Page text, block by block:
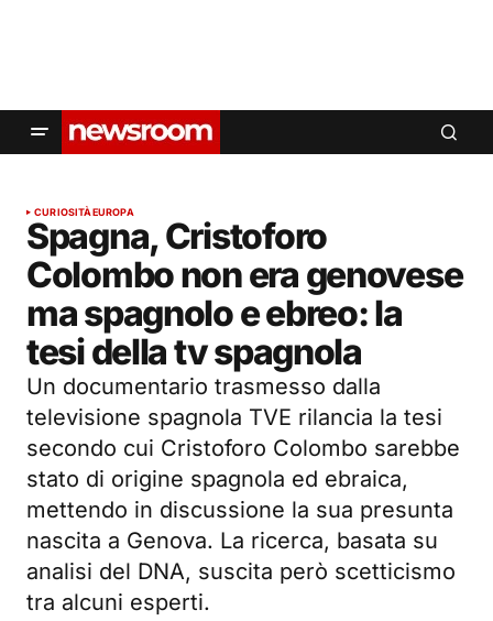
CURIOSITÀEUROPA
Spagna, Cristoforo
Colombo non era genovese
ma spagnolo e ebreo: la
tesi della tv spagnola
Un documentario trasmesso dalla
televisione spagnola TVE rilancia la tesi
secondo cui Cristoforo Colombo sarebbe
stato di origine spagnola ed ebraica,
mettendo in discussione la sua presunta
nascita a Genova. La ricerca, basata su
analisi del DNA, suscita però scetticismo
tra alcuni esperti.